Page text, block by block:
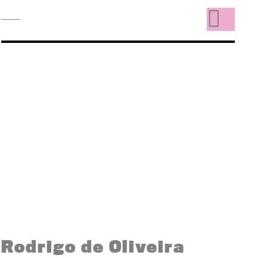
Rodrigo de Oliveira